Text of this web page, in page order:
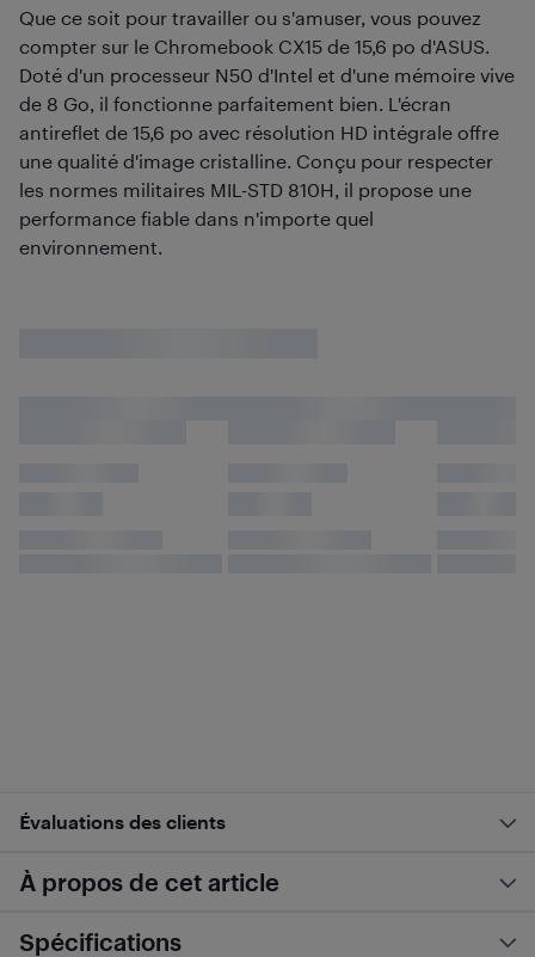
Que ce soit pour travailler ou s'amuser, vous pouvez
compter sur le Chromebook CX15 de 15,6 po d'ASUS.
Doté d'un processeur N50 d'Intel et d'une mémoire vive
de 8 Go, il fonctionne parfaitement bien. L'écran
antireflet de 15,6 po avec résolution HD intégrale offre
une qualité d'image cristalline. Conçu pour respecter
les normes militaires MIL-STD 810H, il propose une
performance fiable dans n'importe quel
environnement.
Évaluations des clients
À propos de cet article
Spécifications